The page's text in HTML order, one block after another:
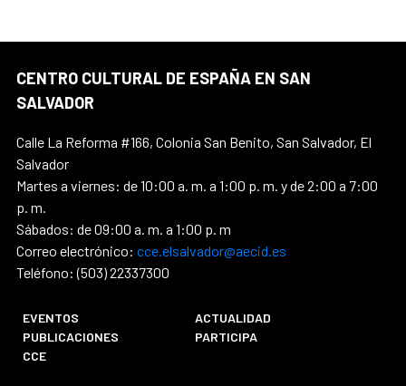
CENTRO CULTURAL DE ESPAÑA EN SAN
SALVADOR
Calle La Reforma #166, Colonia San Benito, San Salvador, El
Salvador
Martes a viernes: de 10:00 a. m. a 1:00 p. m. y de 2:00 a 7:00
p. m.
Sábados: de 09:00 a. m. a 1:00 p. m
Correo electrónico: cce.elsalvador@aecid.es
Teléfono: (503) 22337300
EVENTOS
ACTUALIDAD
PUBLICACIONES
PARTICIPA
CCE